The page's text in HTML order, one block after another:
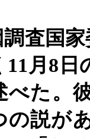
査国
11月 8 日
べた。
の説が